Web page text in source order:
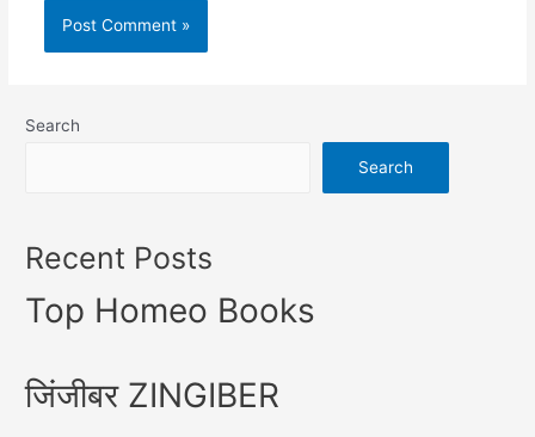
Search
Search
Recent Posts
Top Homeo Books
जिंजीबर ZINGIBER